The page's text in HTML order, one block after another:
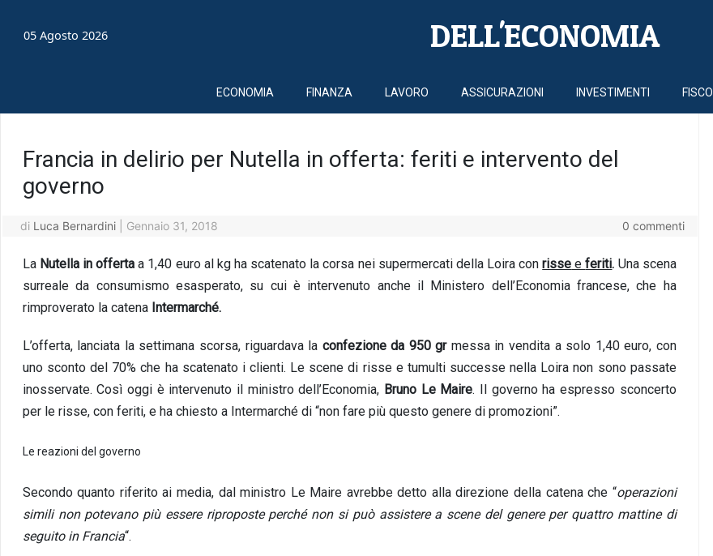
05 Agosto 2026 DELL'ECONOMIA
ECONOMIA FINANZA LAVORO ASSICURAZIONI INVESTIMENTI FISCO
Francia in delirio per Nutella in offerta: feriti e intervento del
governo
di Luca Bernardini Gennaio 31, 2018 0 commenti
La Nutella in offerta a 1,40 euro al kg ha scatenato la corsa nei supermercati della Loira conrisse eferiti. Una scena
surreale da consumismo esasperato, su cui è intervenuto anche il Ministero dell’Economia francese, che ha
rimproverato la catena Intermarché.
L’offerta, lanciata la settimana scorsa, riguardava la confezione da 950 grmessa in vendita a solo 1,40 euro, con
uno sconto del 70% che ha scatenato i clienti. Le scene di risse e tumulti successe nella Loira non sono passate
inosservate. Così oggi è intervenuto il ministro dell’Economia, Bruno Le Maire. Il governo ha espresso sconcerto
per le risse, con feriti, e ha chiesto a Intermarché di “non fare più questo genere di promozioni”.
Le reazioni del governo
Secondo quanto riferito ai media, dal ministro Le Maire avrebbe detto alla direzione della catena che “operazioni
simili non potevano più essere riproposte perché non si può assistere a scene del genere per quattro mattine di
seguito in Francia“.